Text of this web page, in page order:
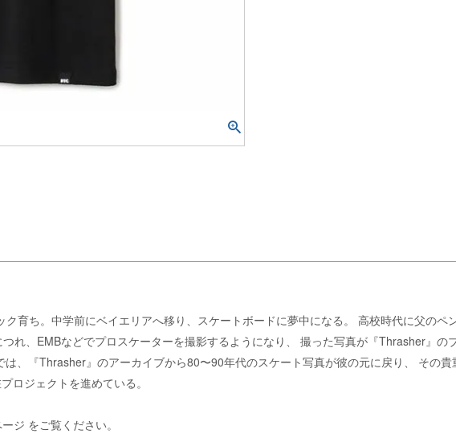
育ち。中学前にベイエリアへ移り、スケートボードに夢中になる。 高校時代に父のペ
れ、EMBなどでプロスケーターを撮影するようになり、 撮った写真が『Thrasher』の
、『Thrasher』のアーカイブから80〜90年代のスケート写真が彼の元に戻り、 その
ロジェクトを進めている。
ジ をご覧ください。